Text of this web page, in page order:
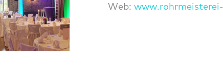
Web: